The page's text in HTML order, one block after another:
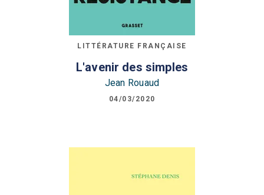
LITTÉRATURE FRANÇAISE
L'avenir des simples
Jean Rouaud
04/03/2020